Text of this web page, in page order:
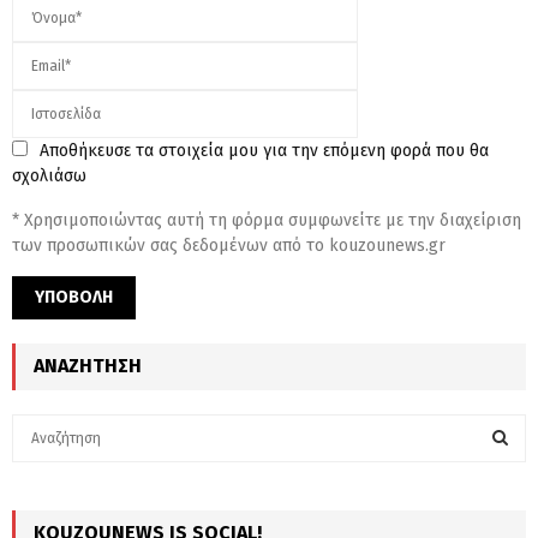
Αποθήκευσε τα στοιχεία μου για την επόμενη φορά που θα
σχολιάσω
* Χρησιμοποιώντας αυτή τη φόρμα συμφωνείτε με την διαχείριση
των προσωπικών σας δεδομένων από το kouzounews.gr
ΑΝΑΖΉΤΗΣΗ
KOUZOUNEWS IS SOCIAL!